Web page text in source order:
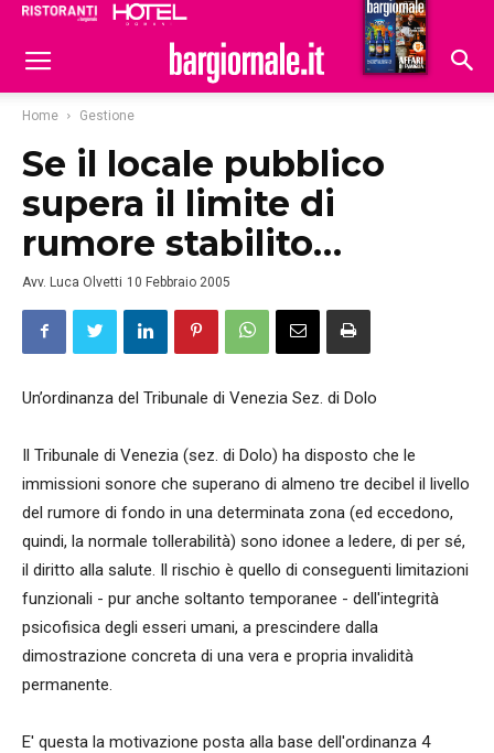
Hoteldomani
Home Gestione
Se il locale pubblico
supera il limite di
rumore stabilito…
Avv. Luca Olvetti 10 Febbraio 2005
Un’ordinanza del Tribunale di Venezia Sez. di Dolo
Il Tribunale di Venezia (sez. di Dolo) ha disposto che le
immissioni sonore che superano di almeno tre decibel il livello
del rumore di fondo in una determinata zona (ed eccedono,
quindi, la normale tollerabilità) sono idonee a ledere, di per sé,
il diritto alla salute. Il rischio è quello di conseguenti limitazioni
funzionali - pur anche soltanto temporanee - dell'integrità
psicofisica degli esseri umani, a prescindere dalla
dimostrazione concreta di una vera e propria invalidità
permanente.
E' questa la motivazione posta alla base dell'ordinanza 4